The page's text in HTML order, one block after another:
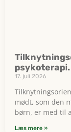
psykoterapi.
17. juli 2026
mødt, som den
børn, er med til
Læs mere »